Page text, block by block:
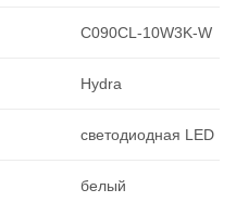
C090CL-10W3K-W
Hydra
светодиодная LED
белый